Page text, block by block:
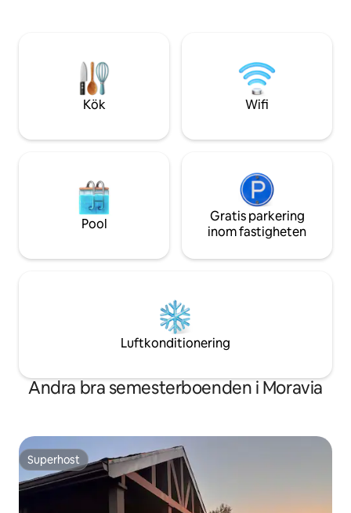
och en andra dubbelsäng på
huvudnivån. Det finns två fåtöljer för
bekväm avkoppling!
Äventyr
Kök Wifi
Pool
Gratis parkering
inom fastigheten
Luftkonditionering
Andra bra semesterboenden i Moravia
Superhost
Superhost